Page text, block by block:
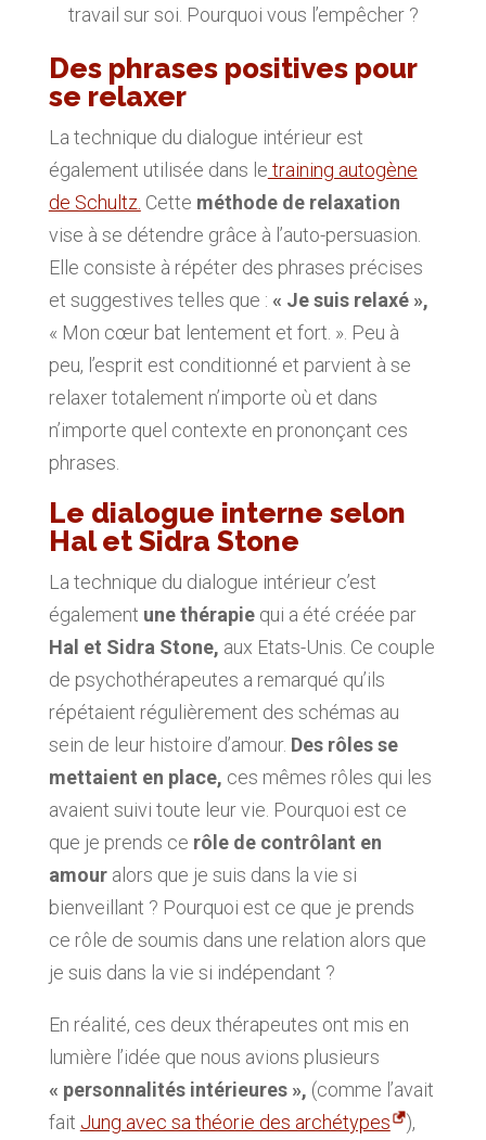
travail sur soi. Pourquoi vous l’empêcher ?
Des phrases positives pour
se relaxer
La technique du dialogue intérieur est
également utilisée dans le training autogène
de Schultz. Cette méthode de relaxation
vise à se détendre grâce à l’auto-persuasion.
Elle consiste à répéter des phrases précises
et suggestives telles que : « Je suis relaxé »,
« Mon cœur bat lentement et fort. ». Peu à
peu, l’esprit est conditionné et parvient à se
relaxer totalement n’importe où et dans
n’importe quel contexte en prononçant ces
phrases.
Le dialogue interne selon
Hal et Sidra Stone
La technique du dialogue intérieur c’est
également une thérapie qui a été créée par
Hal et Sidra Stone, aux Etats-Unis. Ce couple
de psychothérapeutes a remarqué qu’ils
répétaient régulièrement des schémas au
sein de leur histoire d’amour. Des rôles se
mettaient en place, ces mêmes rôles qui les
avaient suivi toute leur vie. Pourquoi est ce
que je prends ce rôle de contrôlant en
amouralors que je suis dans la vie si
bienveillant ? Pourquoi est ce que je prends
ce rôle de soumis dans une relation alors que
je suis dans la vie si indépendant ?
En réalité, ces deux thérapeutes ont mis en
lumière l’idée que nous avions plusieurs
« personnalités intérieures », (comme l’avait
fait Jung avec sa théorie des archétypes
),